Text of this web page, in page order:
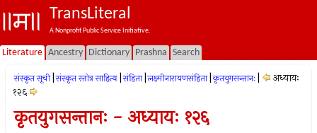
TransLiteral
A Nonprofit Public Service Initiative.
Literature Ancestry Dictionary Prashna Search
संस्कृत सूची संस्कृत स्तोत्र साहित्य संहिता लक्ष्मीनारायणसंहिता कृतयुगसन्तानः
अध्यायः
१२६
कृतयुगसन्तानः - अध्यायः १२६